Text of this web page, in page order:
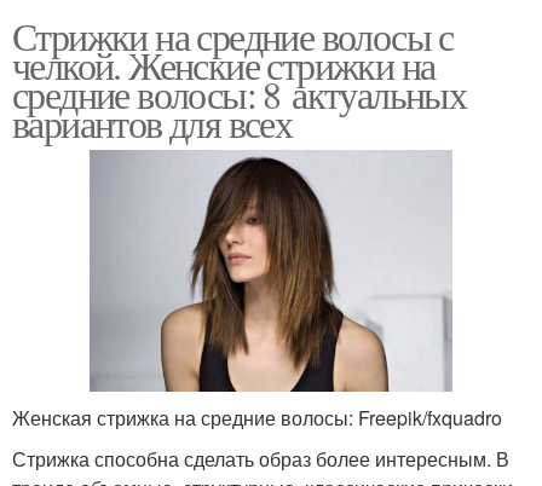
Стрижки на средние волосы с
челкой. Женские стрижки на
средние волосы: 8 актуальных
вариантов для всех
Женская стрижка на средние волосы: Freepik/fxquadro
Стрижка способна сделать образ более интересным. В